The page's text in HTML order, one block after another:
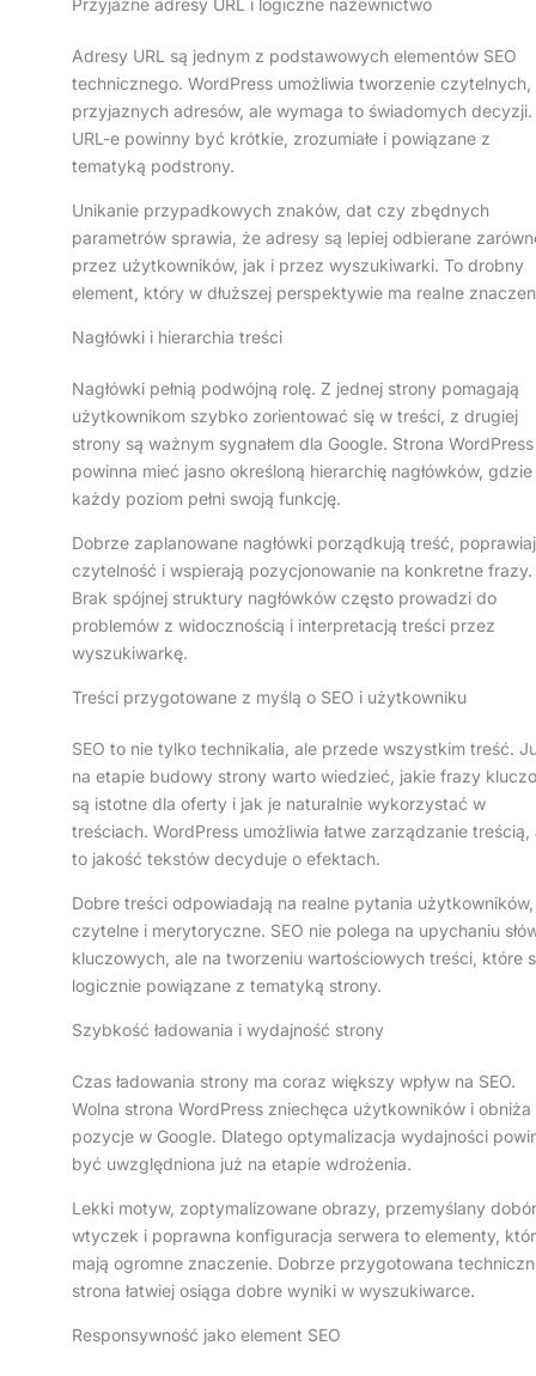
Przyjazne adresy URL i logiczne nazewnictwo
Adresy URL są jednym z podstawowych elementów SEO
technicznego. WordPress umożliwia tworzenie czytelnych,
przyjaznych adresów, ale wymaga to świadomych decyzji.
URL-e powinny być krótkie, zrozumiałe i powiązane z
tematyką podstrony.
Unikanie przypadkowych znaków, dat czy zbędnych
parametrów sprawia, że adresy są lepiej odbierane
przez użytkowników, jak i przez wyszukiwarki. To drobny
element, który w dłuższej perspektywie ma realne
Nagłówki i hierarchia treści
Nagłówki pełnią podwójną rolę. Z jednej strony pomagają
użytkownikom szybko zorientować się w treści, z drugiej
strony są ważnym sygnałem dla Google. Strona WordPress
powinna mieć jasno określoną hierarchię nagłówków, gdzie
każdy poziom pełni swoją funkcję.
Dobrze zaplanowane nagłówki porządkują treść,
czytelność i wspierają pozycjonowanie na konkretne frazy.
Brak spójnej struktury nagłówków często prowadzi do
problemów z widocznością i interpretacją treści przez
wyszukiwarkę.
Treści przygotowane z myślą o SEO i użytkowniku
SEO to nie tylko technikalia, ale przede wszystkim treść.
na etapie budowy strony warto wiedzieć, jakie frazy
są istotne dla oferty i jak je naturalnie wykorzystać w
treściach. WordPress umożliwia łatwe zarządzanie treścią,
to jakość tekstów decyduje o efektach.
Dobre treści odpowiadają na realne pytania
czytelne i merytoryczne. SEO nie polega na upychaniu
kluczowych, ale na tworzeniu wartościowych treści, które
logicznie powiązane z tematyką strony.
Szybkość ładowania i wydajność strony
Czas ładowania strony ma coraz większy wpływ na SEO.
Wolna strona WordPress zniechęca użytkowników i obniża
pozycje w Google. Dlatego optymalizacja wydajności
być uwzględniona już na etapie wdrożenia.
Lekki motyw, zoptymalizowane obrazy, przemyślany dobór
wtyczek i poprawna konfiguracja serwera to elementy,
mają ogromne znaczenie. Dobrze przygotowana
strona łatwiej osiąga dobre wyniki w wyszukiwarce.
Responsywność jako element SEO